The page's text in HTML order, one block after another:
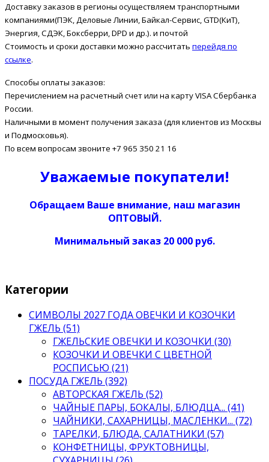
Доставку заказов в регионы осуществляем транспортными
компаниями(ПЭК, Деловые Линии, Байкал-Сервис, GTD(КиТ),
Энергия, СДЭК, Боксберри, DPD и др.). и почтой
Стоимость и сроки доставки можно рассчитать перейдя по
ссылке.
Способы оплаты заказов:
Перечислением на расчетный счет или на карту VISA Сбербанка
России.
Наличными в момент получения заказа (для клиентов из Москвы
и Подмосковья).
По всем вопросам звоните +7 965 350 21 16
Уважаемые покупатели!
Обращаем Ваше внимание, наш магазин
ОПТОВЫЙ.
Минимальный заказ 20 000 руб.
Категории
СИМВОЛЫ 2027 ГОДА ОВЕЧКИ И КОЗОЧКИ
ГЖЕЛЬ (51)
ГЖЕЛЬСКИЕ ОВЕЧКИ И КОЗОЧКИ (30)
КОЗОЧКИ И ОВЕЧКИ С ЦВЕТНОЙ
РОСПИСЬЮ (21)
ПОСУДА ГЖЕЛЬ (392)
АВТОРСКАЯ ГЖЕЛЬ (52)
ЧАЙНЫЕ ПАРЫ, БОКАЛЫ, БЛЮДЦА... (41)
ЧАЙНИКИ, САХАРНИЦЫ, МАСЛЕНКИ... (72)
ТАРЕЛКИ, БЛЮДА, САЛАТНИКИ (57)
КОНФЕТНИЦЫ, ФРУКТОВНИЦЫ,